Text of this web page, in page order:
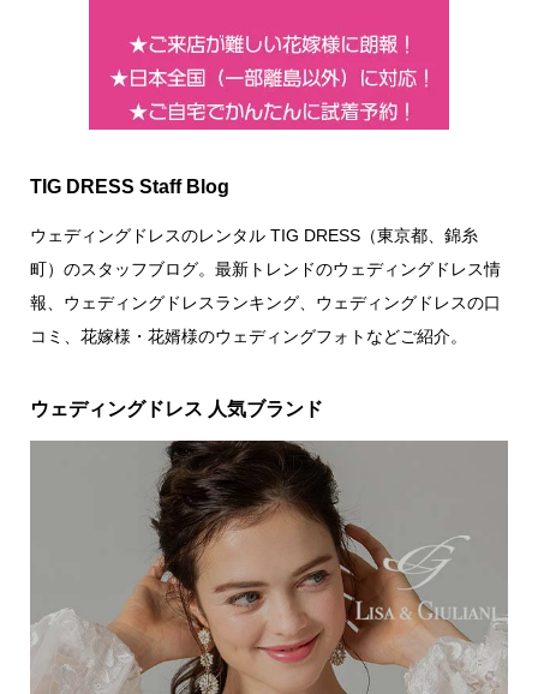
TIG DRESS Staff Blog
ウェディングドレスのレンタル TIG DRESS（東京都、錦糸
町）のスタッフブログ。最新トレンドのウェディングドレス情
報、ウェディングドレスランキング、ウェディングドレスの口
コミ、花嫁様・花婿様のウェディングフォトなどご紹介。
ウェディングドレス 人気ブランド